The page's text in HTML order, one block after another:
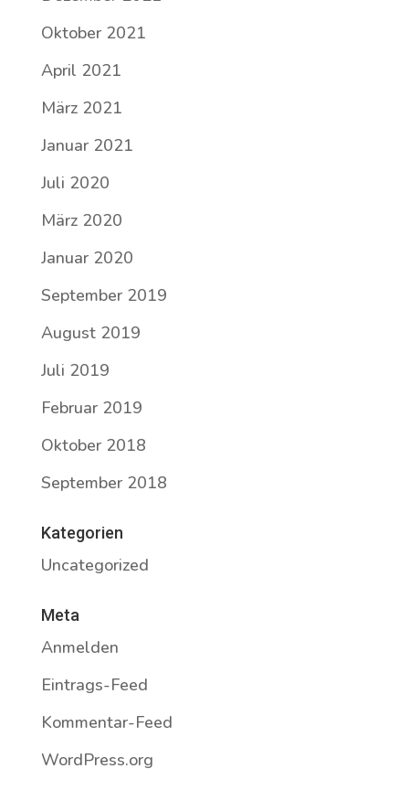
Oktober 2021
April 2021
März 2021
Januar 2021
Juli 2020
März 2020
Januar 2020
September 2019
August 2019
Juli 2019
Februar 2019
Oktober 2018
September 2018
Kategorien
Uncategorized
Meta
Anmelden
Eintrags-Feed
Kommentar-Feed
WordPress.org